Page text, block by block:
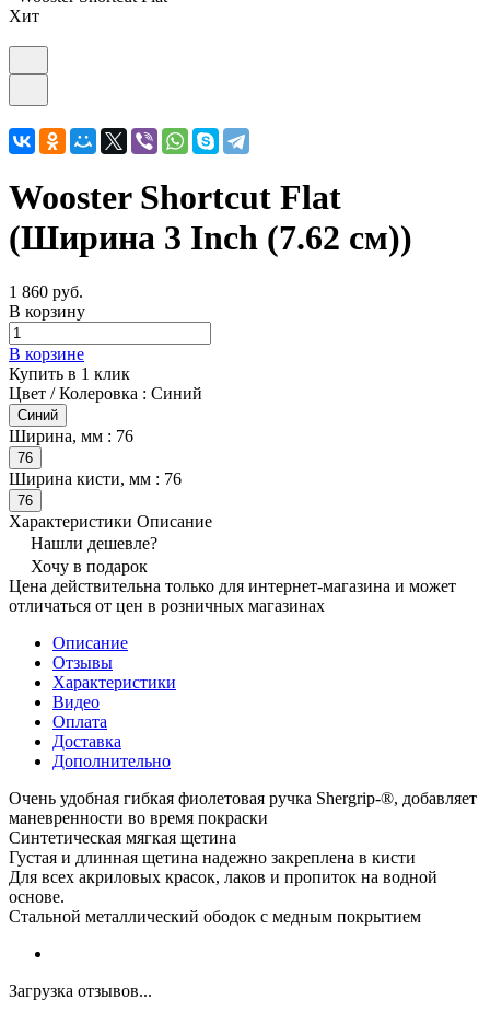
Хит
Wooster Shortcut Flat
(Ширина 3 Inch (7.62 см))
1 860 руб.
В корзину
В корзине
Купить в 1 клик
Цвет / Колеровка : Синий
Синий
Ширина, мм : 76
76
Ширина кисти, мм : 76
76
Характеристики Описание
Нашли дешевле?
Хочу в подарок
Цена действительна только для интернет-магазина и может
отличаться от цен в розничных магазинах
Описание
Отзывы
Характеристики
Видео
Оплата
Доставка
Дополнительно
Очень удобная гибкая фиолетовая ручка Shergrip-®, добавляет
маневренности во время покраски
Синтетическая мягкая щетина
Густая и длинная щетина надежно закреплена в кисти
Для всех акриловых красок, лаков и пропиток на водной
основе.
Стальной металлический ободок с медным покрытием
Загрузка отзывов...